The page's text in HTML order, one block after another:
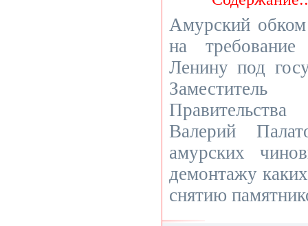
Амурский
на требование
Ленину под
Валерий
амурских
демонтажу
снятию